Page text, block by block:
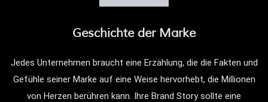
Geschichte der Marke
Jedes Unternehmen braucht eine Erzählung, die die Fakten und
Gefühle seiner Marke auf eine Weise hervorhebt, die Millionen
von Herzen berühren kann. Ihre Brand Story sollte eine